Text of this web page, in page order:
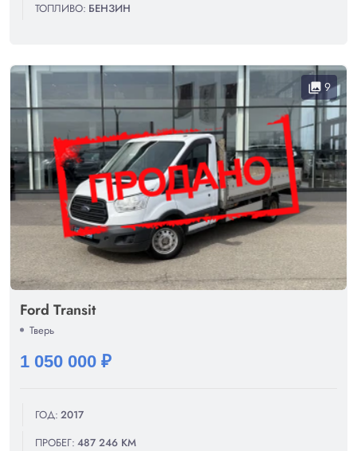
ТОПЛИВО: БЕНЗИН
collections 9
Ford Transit
Тверь
1 050 000 ₽
ГОД: 2017
ПРОБЕГ: 487 246 КМ